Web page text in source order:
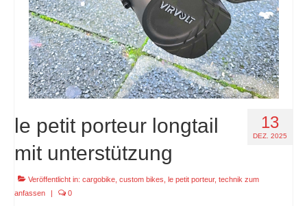
13
DEZ. 2025
le petit porteur longtail
mit unterstützung
Veröffentlicht in: cargobike custom bikes le petit porteur, technik zum
anfassen
| 0